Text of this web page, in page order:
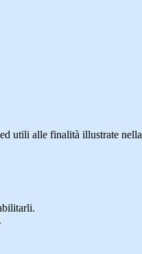
utili alle finalità illustrate nella
.